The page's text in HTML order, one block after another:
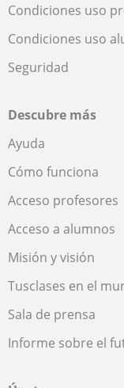
Condiciones uso
Condiciones uso
Seguridad
Descubre más
Ayuda
Cómo funciona
Acceso profesores
Acceso a alumnos
Misión y visión
Tusclases en el
Sala de prensa
Informe sobre el